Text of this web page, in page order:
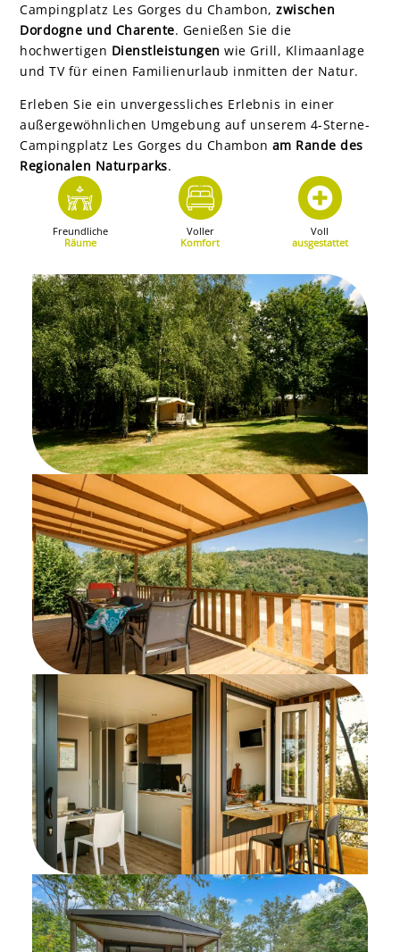
Campingplatz Les Gorges du Chambon,zwischen
Dordogne und Charente. Genießen Sie die
hochwertigen Dienstleistungen wie Grill, Klimaanlage
und TV für einen Familienurlaub inmitten der Natur.
Erleben Sie ein unvergessliches Erlebnis in einer
außergewöhnlichen Umgebung auf unserem 4-Sterne-
Campingplatz Les Gorges du Chambon am Rande des
Regionalen Naturparks.
Freundliche
Räume
Voller
Komfort
Voll
ausgestattet